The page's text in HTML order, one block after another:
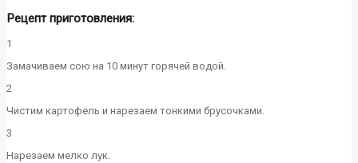
Рецепт приготовления:
1
Замачиваем сою на 10 минут горячей водой.
2
Чистим картофель и нарезаем тонкими брусочками.
3
Нарезаем мелко лук.